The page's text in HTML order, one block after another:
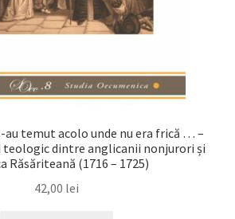
au temut acolo unde nu era frică … –
dintre anglicanii nonjurori și
Răsăriteană (1716 – 1725)
42,00 lei